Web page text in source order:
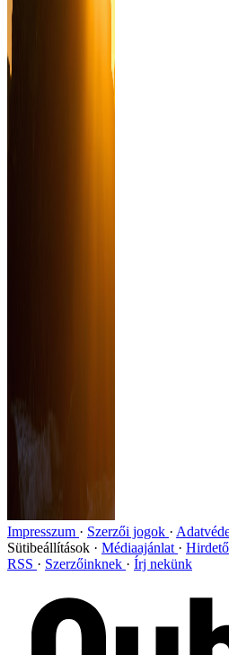
Impresszum Szerzői jogok
Sütibeállítások
Médiaajánlat
RSS
Szerzőinknek Írj nekünk